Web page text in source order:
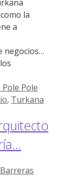
la
a
negocios…
Pole Pole
, Turkana